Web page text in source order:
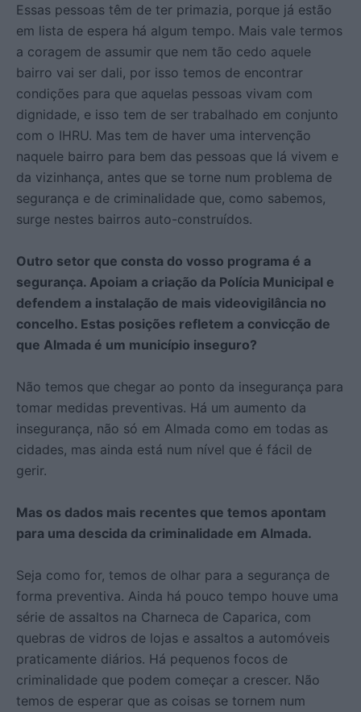
Essas pessoas têm de ter primazia, porque já estão
em lista de espera há algum tempo. Mais vale termos
a coragem de assumir que nem tão cedo aquele
bairro vai ser dali, por isso temos de encontrar
condições para que aquelas pessoas vivam com
dignidade, e isso tem de ser trabalhado em conjunto
com o IHRU. Mas tem de haver uma intervenção
naquele bairro para bem das pessoas que lá vivem e
da vizinhança, antes que se torne num problema de
segurança e de criminalidade que, como sabemos,
surge nestes bairros auto-construídos.
Outro setor que consta do vosso programa é a
segurança. Apoiam a criação da Polícia Municipal e
defendem a instalação de mais videovigilância no
concelho. Estas posições refletem a convicção de
que Almada é um município inseguro?
Não temos que chegar ao ponto da insegurança para
tomar medidas preventivas. Há um aumento da
insegurança, não só em Almada como em todas as
cidades, mas ainda está num nível que é fácil de
gerir.
Mas os dados mais recentes que temos apontam
para uma descida da criminalidade em Almada.
Seja como for, temos de olhar para a segurança de
forma preventiva. Ainda há pouco tempo houve uma
série de assaltos na Charneca de Caparica, com
quebras de vidros de lojas e assaltos a automóveis
praticamente diários. Há pequenos focos de
criminalidade que podem começar a crescer. Não
temos de esperar que as coisas se tornem num